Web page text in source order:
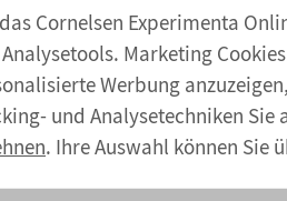
Cornelsen Experimenta
Marketing
Werbung
und Analysetechniken
. Ihre Auswahl können Sie
Kindergarten Grundschule
Shop